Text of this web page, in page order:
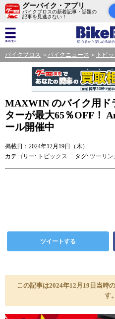
グーバイク・アプリ
バイクブロスの新着記事・話題の
記事を見逃さない！
バイクブロス バイクニュース トピ
MAXWIN のバイク用ド
ターが最大65％OFF！
ール開催中
掲載日：2024年12月19日（木）
カテゴリー: トピックス タグ: ツーリン
ツイートする
この記事は2024年12月19日当時
す。